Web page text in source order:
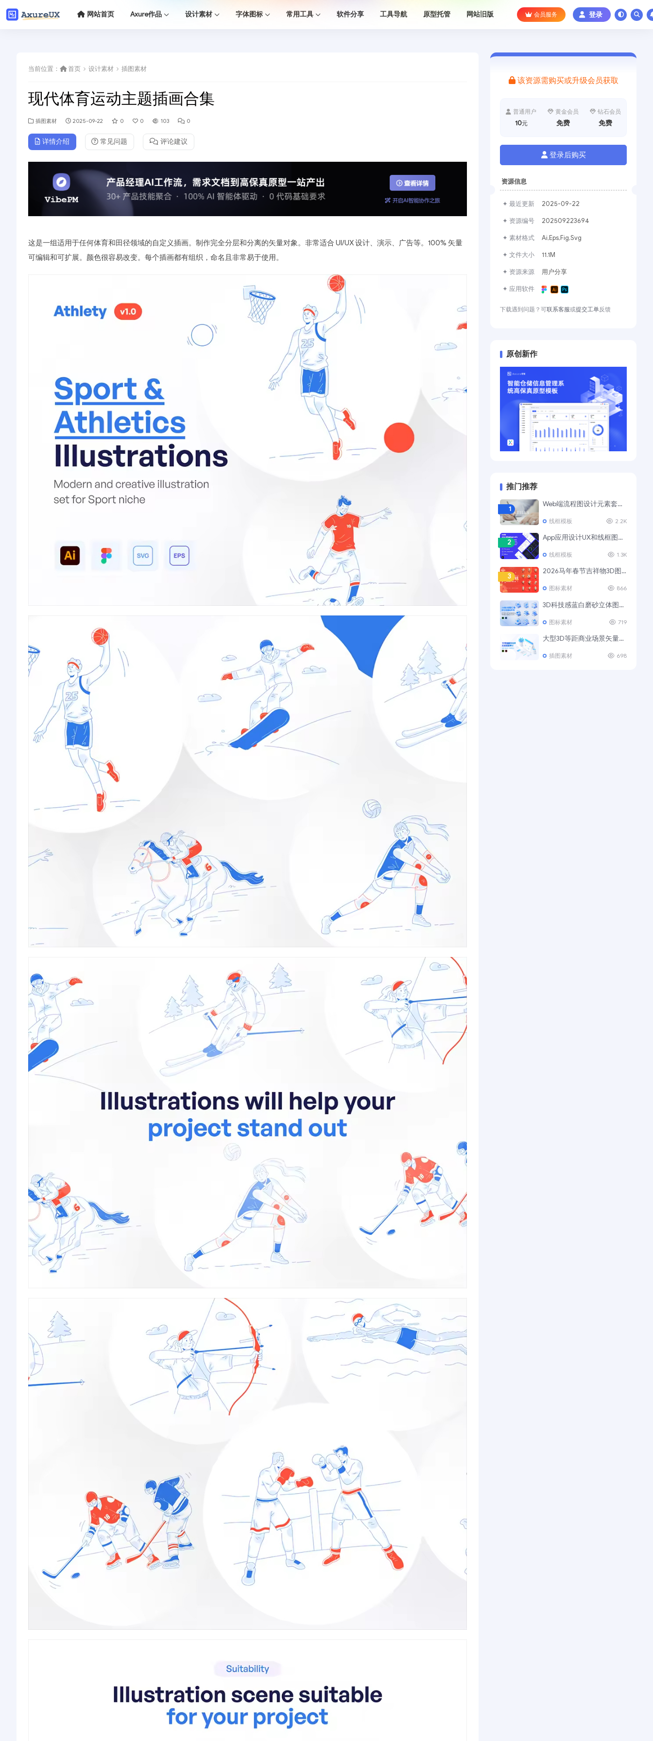
网站首页 Axure作品 设计素材 字体图标 常用工具 软件分享 工具导航 原型托管 网站旧版 会员服务 登录
当前位置： 首页 设计素材 插图素材
现代体育运动主题插画合集
插图素材 2025-09-22 0 0 103 0
详情介绍 常见问题 评论建议
这是一组适用于任何体育和田径领域的自定义插画。制作完全分层和分离的矢量对象。非常适合 UI/UX 设计、演示、广告等。100% 矢量
可编辑和可扩展。颜色很容易改变。每个插画都有组织，命名且非常易于使用。
该资源需购买或升级会员获取
普通用户
10元
黄金会员
免费
钻石会员
免费
登录后购买
资源信息
✦ 最近更新 2025-09-22
✦ 资源编号 202509223694
✦ 素材格式 Ai,Eps,Fig,Svg
✦ 文件大小 11.1M
✦ 资源来源 用户分享
✦ 应用软件
下载遇到问题？可联系客服或提交工单反馈
原创新作
推门推荐
1
Web端流程图设计元素套装 UI Tiles Website Flowcharts
线框模板 2.2K
2
App应用设计UX和线框图模板套件
线框模板 1.3K
3
2026马年春节吉祥物3D图标素材
图标素材 866
4
3D科技感蓝白磨砂立体图标Ⅲ
图标素材 719
5
大型3D等距商业场景矢量插画素材
插图素材 698